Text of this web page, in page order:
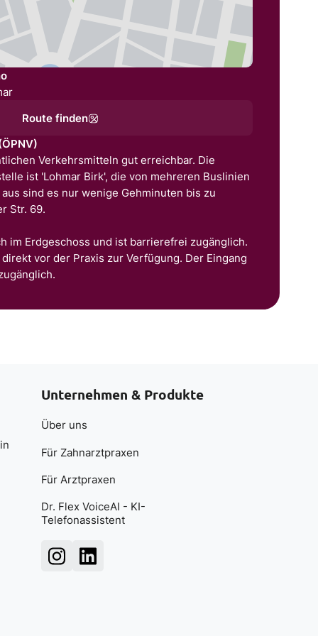
Route finden
Verkehrsmitteln gut erreichbar. Die
ist 'Lohmar Birk', die von mehreren Buslinien
sind es nur wenige Gehminuten bis zu
Str. 69.
im Erdgeschoss und ist barrierefrei zugänglich.
vor der Praxis zur Verfügung. Der Eingang
Unternehmen & Produkte
Über uns
Für Zahnarztpraxen
Für Arztpraxen
Dr. Flex VoiceAI - KI-
Telefonassistent